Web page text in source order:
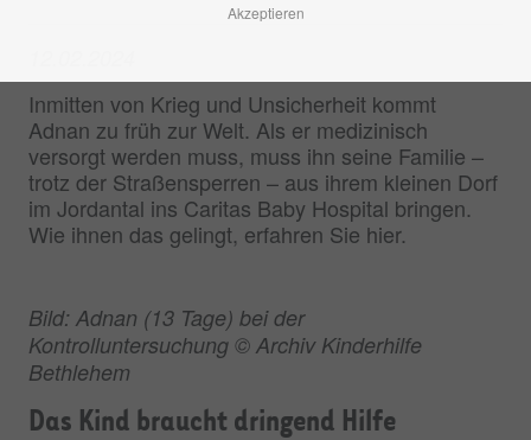
Inmitten von Krieg und Unsicherheit kommt
Adnan zu früh zur Welt. Als er medizinisch
versorgt werden muss, muss ihn seine Familie –
trotz der Straßensperren – aus ihrem kleinen Dorf
im Jordantal ins Caritas Baby Hospital bringen.
Wie ihnen das gelingt, erfahren Sie hier.
Bild: Adnan (13 Tage) bei der
Kontrolluntersuchung © Archiv Kinderhilfe
Bethlehem
Das Kind braucht dringend Hilfe
Akzeptieren